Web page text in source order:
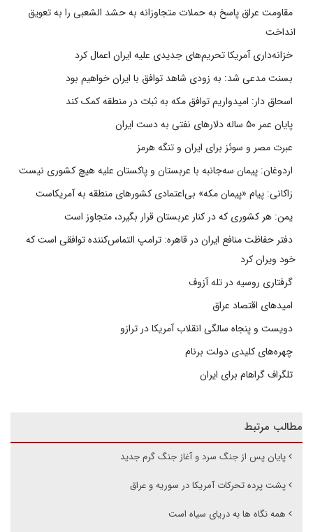
مقاومت عراق پاسخ به حملات متجاوزانه به حشد الشعبی را به تعویق
انداخت
خزانه‌داری آمریکا تحریم‌های جدیدی علیه ایران اعمال کرد
بسنت مدعی شد: به زودی شاهد توافق با ایران خواهیم بود
اسحاق دار: امیدواریم توافق مکه به ثبات در منطقه کمک کند
پایان عمر ۵۰ ساله دلارهای نفتی به دست ایران
عبرت مصر و سوئز برای ایران و تنگه هرمز
اردوغان: پیمان سه‌جانبه با عربستان و پاکستان علیه هیچ کشوری نیست
زاکانی: پیام «پیمان مکه» بی‌اعتمادی کشورهای منطقه به آمریکاست
یمن: هر کشوری که در کنار عربستان قرار بگیرد، متجاوز است
دفتر حفاظت منافع ایران در قاهره: ترامپ التماس‌کننده توافقی است که
خود ویران کرد
گرفتاری روسیه در تله آزوف
امیدهای اقتصاد عراق
دویست و پنجاه سالگی انقلاب آمریکا در ترازو
چهره‌های کلیدی دولت برنام
تلگراف گراهام برای ایران
مطالب مرتبط
پایان پس از جنگ سرد و آغاز جنگ گرم جدید
پشت پرده‌ تحرکات آمریکا در سوریه و عراق
همه نگاه ها به دریای سیاه است